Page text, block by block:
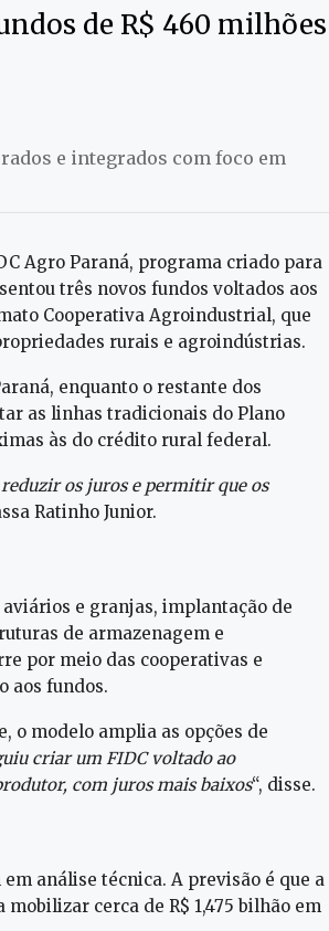
de R$ 460 milhões
e integrados com foco em
Agro Paraná, programa criado para
três novos fundos voltados aos
Cooperativa Agroindustrial, que
rurais e agroindústrias.
enquanto o restante dos
as linhas tradicionais do Plano
às do crédito rural federal.
os juros e permitir que os
Ratinho Junior.
e granjas, implantação de
de armazenagem e
por meio das cooperativas e
aos fundos.
o modelo amplia as opções de
criar um FIDC voltado ao
com juros mais baixos“, disse.
análise técnica. A previsão é que a
cerca de R$ 1,475 bilhão em